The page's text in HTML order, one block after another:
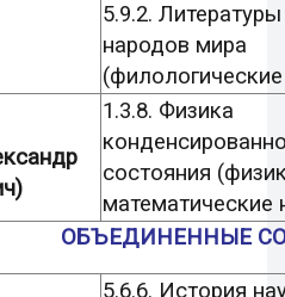
5.9.2. Литературы
народов мира
1.3.8. Физика
состояния
математические
ОБЪЕДИНЕННЫЕ
5.6.6. История